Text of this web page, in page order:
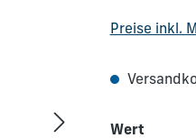
Preise inkl.
Wert